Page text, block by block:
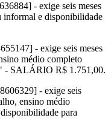
- exige seis meses
informal e disponibilidade
- exige seis meses
médio completo
- SALÁRIO R$ 1.751,00.
- exige seis
ensino médio
para